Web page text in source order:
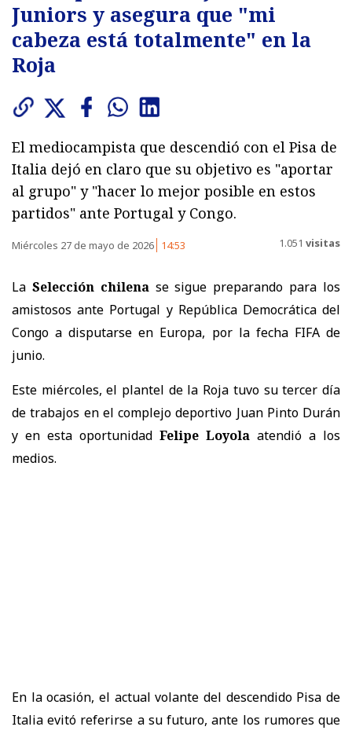
Juniors y asegura que "mi
cabeza está totalmente" en la
Roja
El mediocampista que descendió con el Pisa de
Italia dejó en claro que su objetivo es "aportar
al grupo" y "hacer lo mejor posible en estos
partidos" ante Portugal y Congo.
Miércoles 27 de mayo de 2026 14:53 1.051 visitas
La Selección chilenase sigue preparando para los
amistosos ante Portugal y República Democrática del
Congo a disputarse en Europa, por la fecha FIFA de
junio.
Este miércoles, el plantel de la Roja tuvo su tercer día
de trabajos en el complejo deportivo Juan Pinto Durán
y en esta oportunidad Felipe Loyola atendió a los
medios.
En la ocasión, el actual volante del descendido Pisa de
Italia evitó referirse a su futuro, ante los rumores que